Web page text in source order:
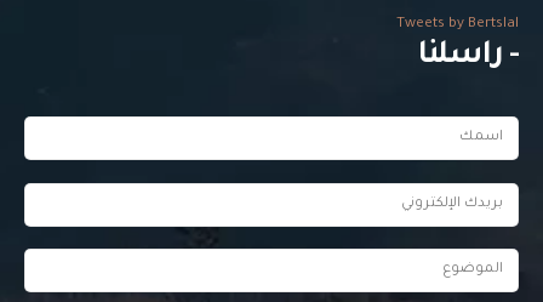
Tweets by Bertslal
- راسلنا